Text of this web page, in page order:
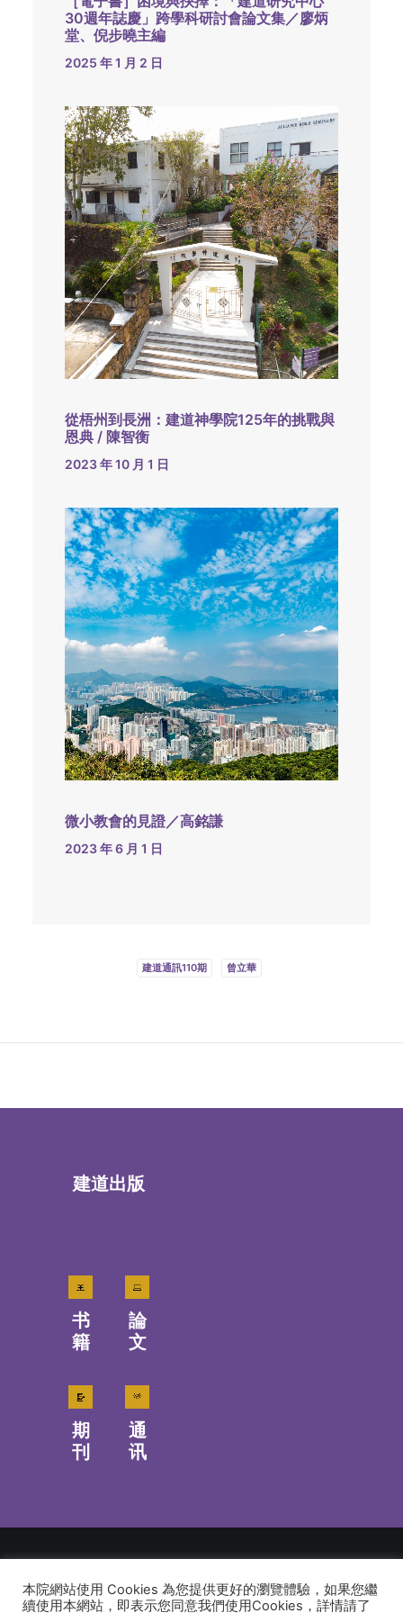
30週年誌慶」跨學科研討會論文集／廖炳
堂、倪步曉主編
2025 年 1 月 2 日
從梧州到長洲：建道神學院125年的挑戰與
恩典 / 陳智衡
2023 年 10 月 1 日
微小教會的見證／高銘謙
2023 年 6 月 1 日
建道通訊110期 曾立華
建道出版
书
籍
論
文
期
刊
通
讯
© 2026 建道神學院Alliance Bible Seminary. All rights reserved
本院網站使用 Cookies 為您提供更好的瀏覽體驗，如果您繼
續使用本網站，即表示您同意我們使用Cookies，詳情請了